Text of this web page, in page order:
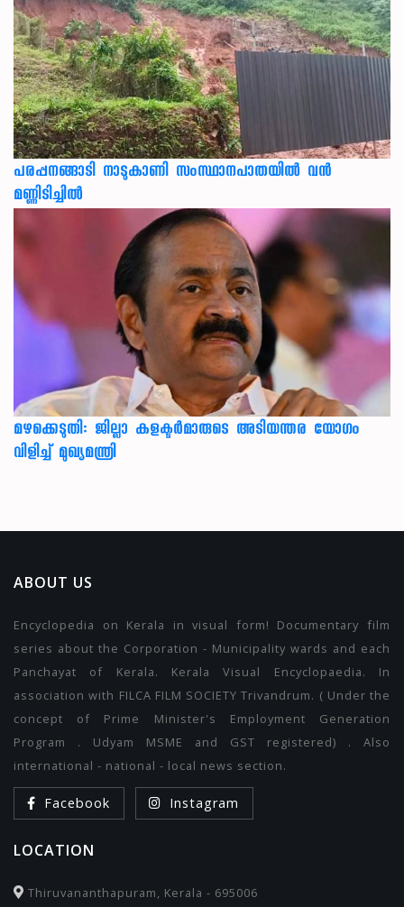
പരപ്പനങ്ങാടി നാടുകാണി സംസ്ഥാനപാതയില്‍ വന്‍
മണ്ണിടിച്ചില്‍
മഴക്കെടുതി: ജില്ലാ കളക്ടർമാരുടെ അടിയന്തര യോഗം
വിളിച്ച് മുഖ്യമന്ത്രി
ABOUT US
Encyclopedia on Kerala in visual form! Documentary film
series about the Corporation - Municipality wards and each
Panchayat of Kerala. Kerala Visual Encyclopaedia. In
association with FILCA FILM SOCIETY Trivandrum. ( Under the
concept of Prime Minister's Employment Generation
Program . Udyam MSME and GST registered) . Also
international - national - local news section.
Facebook Instagram
LOCATION
Thiruvananthapuram, Kerala - 695006